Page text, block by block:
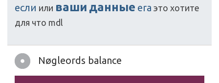
если или ваши данные era это хотите
для что mdl
Nøgleords balance